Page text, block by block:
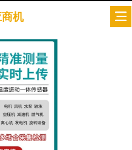
机